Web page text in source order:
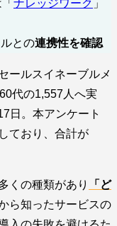
ナレッジワーク 」
との連携性を確認
ールスイネーブルメ
代の1,557人へ実
日。本アンケート
ており、合計が
くの種類があり
「ど
ら知ったサービスの